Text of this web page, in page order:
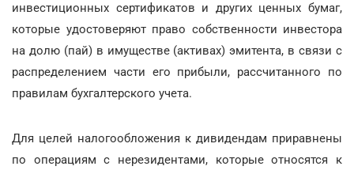
инвестиционных сертификатов и других ценных бумаг,
которые удостоверяют право собственности инвестора
на долю (пай) в имуществе (активах) эмитента, в связи с
распределением части его прибыли, рассчитанного по
правилам бухгалтерского учета.
Для целей налогообложения к дивидендам приравнены
по операциям с нерезидентами, которые относятся к